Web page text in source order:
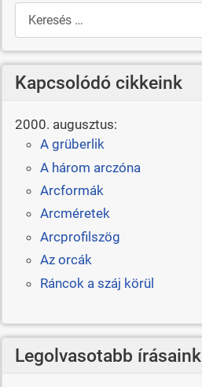
Keresés
Kapcsolódó cikkeink
2000. augusztus:
A grüberlik
A három arczóna
Arcformák
Arcméretek
Arcprofilszög
Az orcák
Ráncok a száj körül
Legolvasotabb írásaink